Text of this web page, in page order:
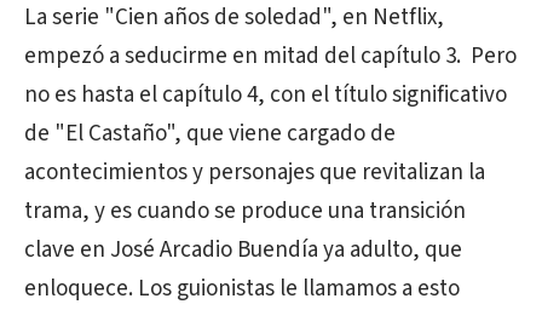
La serie "Cien años de soledad", en Netflix,
empezó a seducirme en mitad del capítulo 3. Pero
no es hasta el capítulo 4, con el título significativo
de "El Castaño", que viene cargado de
acontecimientos y personajes que revitalizan la
trama, y es cuando se produce una transición
clave en José Arcadio Buendía ya adulto, que
enloquece. Los guionistas le llamamos a esto